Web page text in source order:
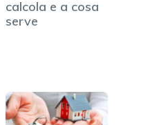
calcola e a cosa
serve